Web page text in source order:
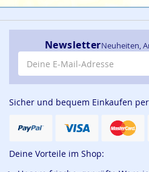
NewsletterNeuheiten,
E-Mail-Adresse
Sicher und bequem Einkaufen
Deine Vorteile im Shop: